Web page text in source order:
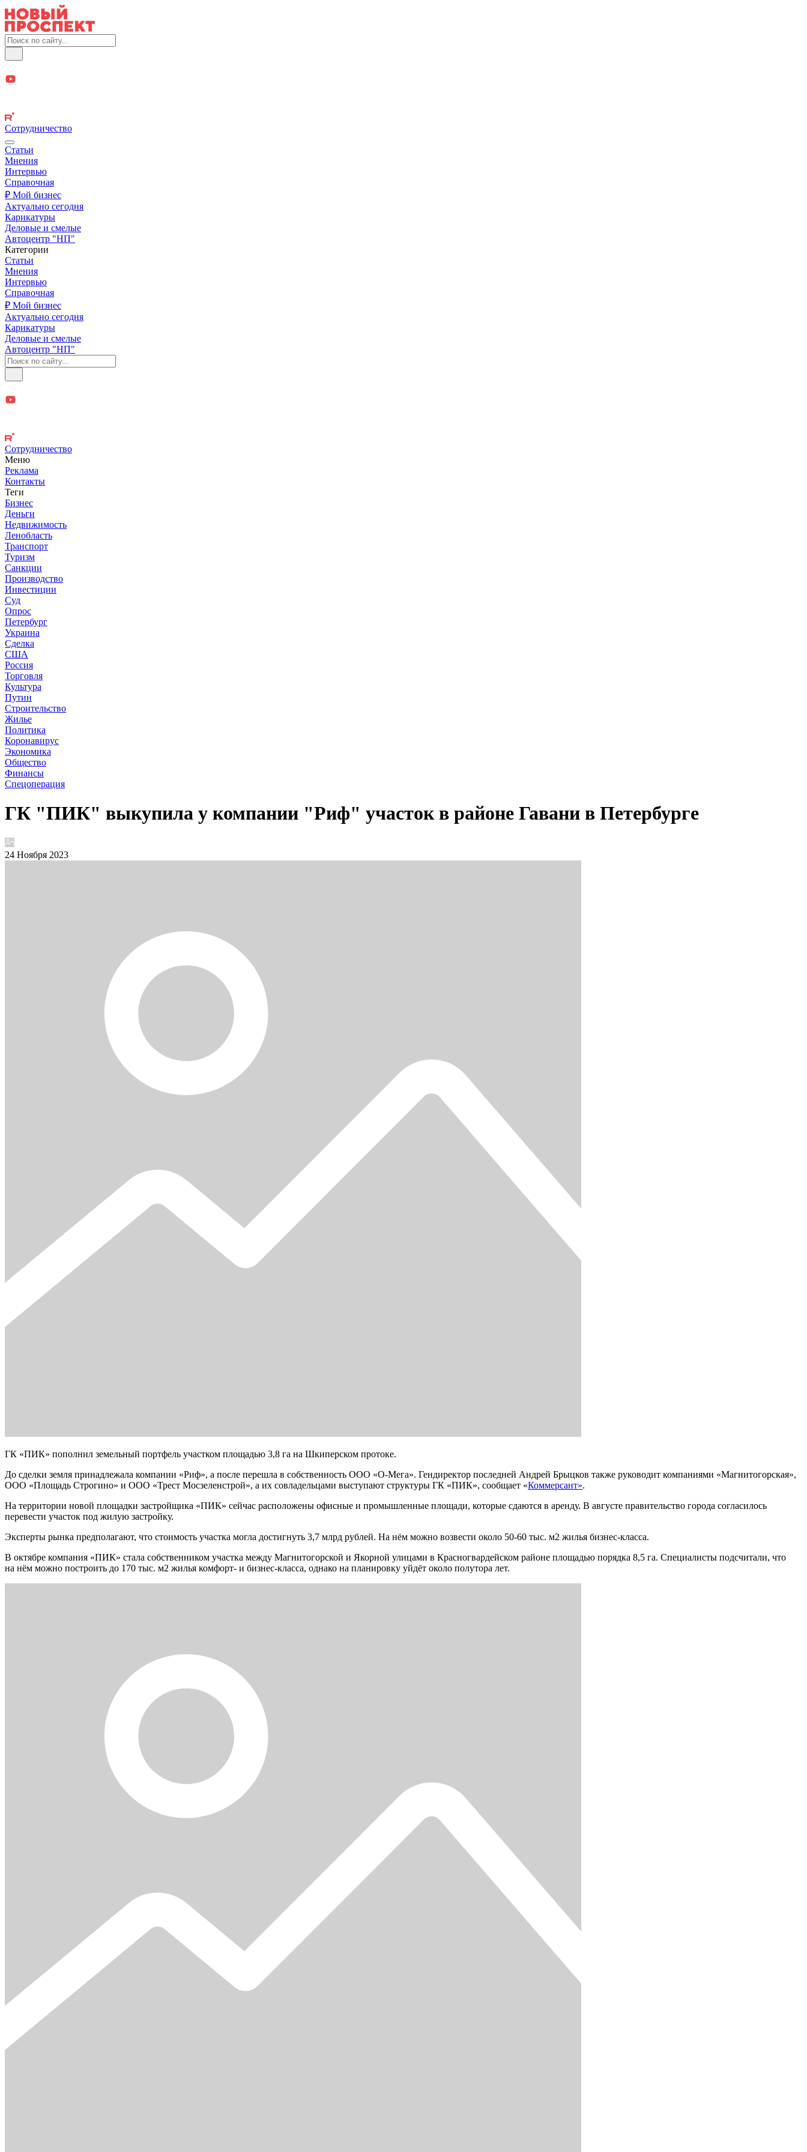
Сотрудничество
Статьи
Мнения
Интервью
Справочная
₽ Мой бизнес
Актуально сегодня
Карикатуры
Деловые и смелые
Автоцентр "НП"
Категории
Статьи
Мнения
Интервью
Справочная
₽ Мой бизнес
Актуально сегодня
Карикатуры
Деловые и смелые
Автоцентр "НП"
Сотрудничество
Меню
Реклама
Контакты
Теги
Бизнес
Деньги
Недвижимость
Ленобласть
Транспорт
Туризм
Санкции
Производство
Инвестиции
Суд
Опрос
Петербург
Украина
Сделка
США
Россия
Торговля
Культура
Путин
Строительство
Жилье
Политика
Коронавирус
Экономика
Общество
Финансы
Спецоперация
ГК "ПИК" выкупила у компании "Риф" участок в районе Гавани в Петербурге
24 Ноября 2023
ГК «ПИК» пополнил земельный портфель участком площадью 3,8 га на Шкиперском протоке.
До сделки земля принадлежала компании «Риф», а после перешла в собственность ООО «О-Мега». Гендиректор последней Андрей Брыцков также руководит компаниями «Магнитогорская»,
ООО «Площадь Строгино» и ООО «Трест Мосзеленстрой», а их совладельцами выступают структуры ГК «ПИК», сообщает «Коммерсант».
На территории новой площадки застройщика «ПИК» сейчас расположены офисные и промышленные площади, которые сдаются в аренду. В августе правительство города согласилось
перевести участок под жилую застройку.
Эксперты рынка предполагают, что стоимость участка могла достигнуть 3,7 млрд рублей. На нём можно возвести около 50-60 тыс. м2 жилья бизнес-класса.
В октябре компания «ПИК» стала собственником участка между Магнитогорской и Якорной улицами в Красногвардейском районе площадью порядка 8,5 га. Специалисты подсчитали, что
на нём можно построить до 170 тыс. м2 жилья комфорт- и бизнес-класса, однако на планировку уйдёт около полутора лет.